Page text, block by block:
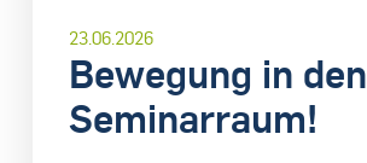
23.06.2026
Bewegung in den
Seminarraum!